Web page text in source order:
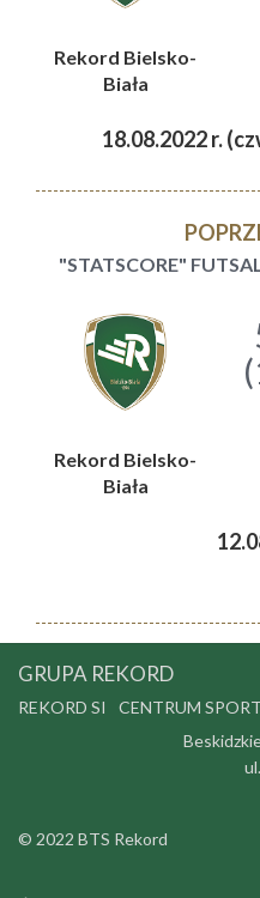
Rekord Bielsko-
Biała
18.08.2022 r.
"STATSCORE"
Rekord Bielsko-
Biała
GRUPA REKORD
REKORD SI CENTRUM
© 2022 BTS Rekord